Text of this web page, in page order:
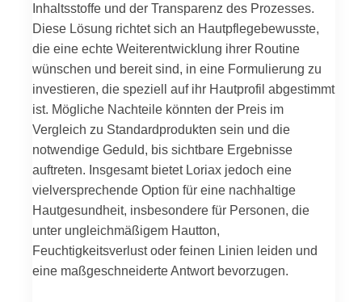
Inhaltsstoffe und der Transparenz des Prozesses.
Diese Lösung richtet sich an Hautpflegebewusste,
die eine echte Weiterentwicklung ihrer Routine
wünschen und bereit sind, in eine Formulierung zu
investieren, die speziell auf ihr Hautprofil abgestimmt
ist. Mögliche Nachteile könnten der Preis im
Vergleich zu Standardprodukten sein und die
notwendige Geduld, bis sichtbare Ergebnisse
auftreten. Insgesamt bietet Loriax jedoch eine
vielversprechende Option für eine nachhaltige
Hautgesundheit, insbesondere für Personen, die
unter ungleichmäßigem Hautton,
Feuchtigkeitsverlust oder feinen Linien leiden und
eine maßgeschneiderte Antwort bevorzugen.